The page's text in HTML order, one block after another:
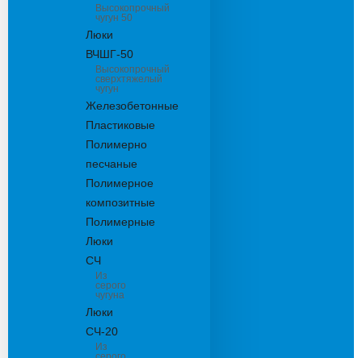
Высокопрочный
чугун 50
Люки
ВЧШГ-50
Высокопрочный
сверхтяжелый
чугун
Железобетонные
Пластиковые
Полимерно
песчаные
Полимерное
композитные
Полимерные
Люки
СЧ
Из
серого
чугуна
Люки
СЧ-20
Из